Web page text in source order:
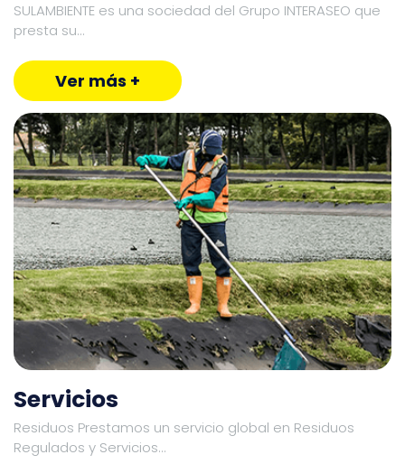
SULAMBIENTE es una sociedad del Grupo INTERASEO que
presta su...
Ver más +
Servicios
Residuos Prestamos un servicio global en Residuos
Regulados y Servicios...